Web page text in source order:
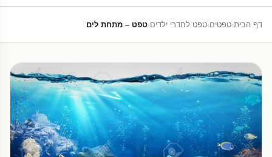
דף הבית›טפטים›טפט לחדרי ילדים›טפט – מתחת לים